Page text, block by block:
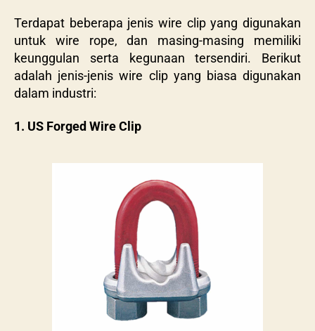
Terdapat beberapa jenis wire clip yang digunakan
untuk wire rope, dan masing-masing memiliki
keunggulan serta kegunaan tersendiri. Berikut
adalah jenis-jenis wire clip yang biasa digunakan
dalam industri:
1. US Forged Wire Clip